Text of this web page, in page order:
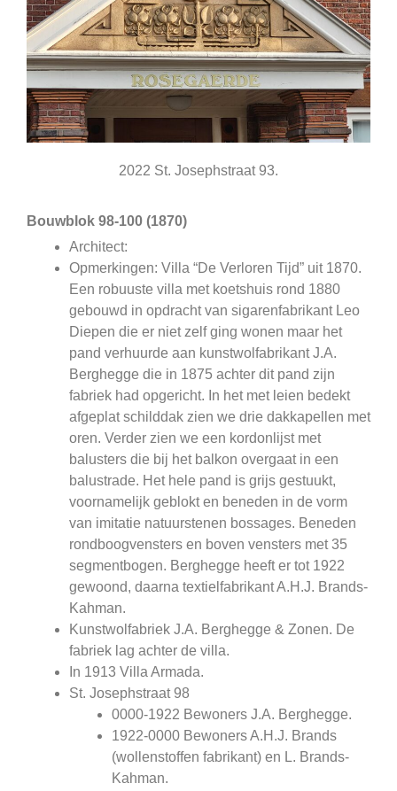
2022 St. Josephstraat 93.
Bouwblok 98-100 (1870)
Architect:
Opmerkingen: Villa “De Verloren Tijd” uit 1870.
Een robuuste villa met koetshuis rond 1880
gebouwd in opdracht van sigarenfabrikant Leo
Diepen die er niet zelf ging wonen maar het
pand verhuurde aan kunstwolfabrikant J.A.
Berghegge die in 1875 achter dit pand zijn
fabriek had opgericht. In het met leien bedekt
afgeplat schilddak zien we drie dakkapellen met
oren. Verder zien we een kordonlijst met
balusters die bij het balkon overgaat in een
balustrade. Het hele pand is grijs gestuukt,
voornamelijk geblokt en beneden in de vorm
van imitatie natuurstenen bossages. Beneden
rondboogvensters en boven vensters met 35
segmentbogen. Berghegge heeft er tot 1922
gewoond, daarna textielfabrikant A.H.J. Brands-
Kahman.
Kunstwolfabriek J.A. Berghegge & Zonen. De
fabriek lag achter de villa.
In 1913 Villa Armada.
St. Josephstraat 98
0000-1922 Bewoners J.A. Berghegge.
1922-0000 Bewoners A.H.J. Brands
(wollenstoffen fabrikant) en L. Brands-
Kahman.